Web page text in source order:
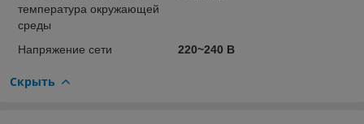
температура окружающей
среды
Напряжение сети 220~240 В
Скрыть